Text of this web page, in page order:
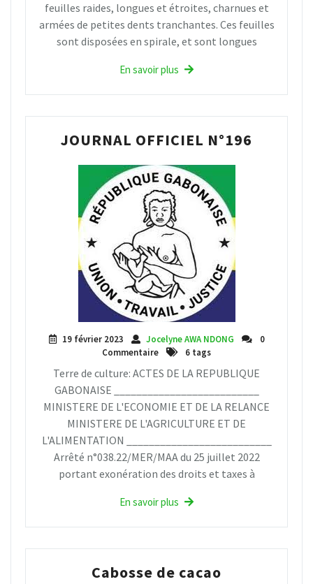
feuilles raides, longues et étroites, charnues et
armées de petites dents tranchantes. Ces feuilles
sont disposées en spirale, et sont longues
En savoir plus
JOURNAL OFFICIEL N°196
19 février 2023 Jocelyne AWA NDONG
0
Commentaire
6 tags
Terre de culture: ACTES DE LA REPUBLIQUE
GABONAISE __________________________
MINISTERE DE L'ECONOMIE ET DE LA RELANCE
MINISTERE DE L'AGRICULTURE ET DE
L'ALIMENTATION __________________________
Arrêté n°038.22/MER/MAA du 25 juillet 2022
portant exonération des droits et taxes à
En savoir plus
Cabosse de cacao